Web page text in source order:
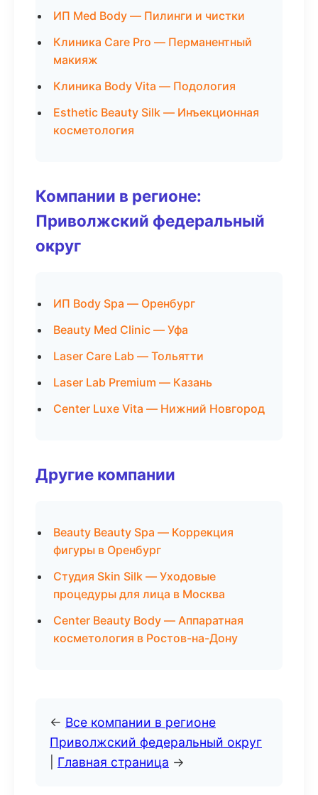
ИП Med Body — Пилинги и чистки
Клиника Care Pro — Перманентный
макияж
Клиника Body Vita — Подология
Esthetic Beauty Silk — Инъекционная
косметология
Компании в регионе:
Приволжский федеральный
округ
ИП Body Spa — Оренбург
Beauty Med Clinic — Уфа
Laser Care Lab — Тольятти
Laser Lab Premium — Казань
Center Luxe Vita — Нижний Новгород
Другие компании
Beauty Beauty Spa — Коррекция
фигуры в Оренбург
Студия Skin Silk — Уходовые
процедуры для лица в Москва
Center Beauty Body — Аппаратная
косметология в Ростов-на-Дону
← Все компании в регионе
Приволжский федеральный округ
Главная страница →